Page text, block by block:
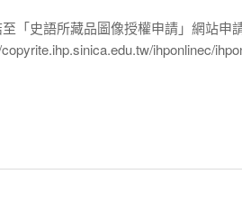
「史語所藏品圖像授權申請」網站申
ihponlinec/